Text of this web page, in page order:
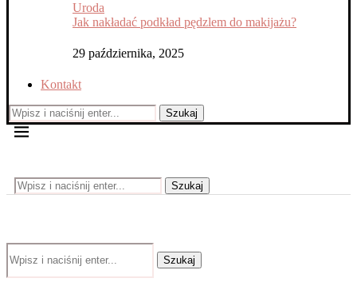
Uroda
Jak nakładać podkład pędzlem do makijażu?
29 października, 2025
Kontakt
Szukaj
Szukaj
Szukaj